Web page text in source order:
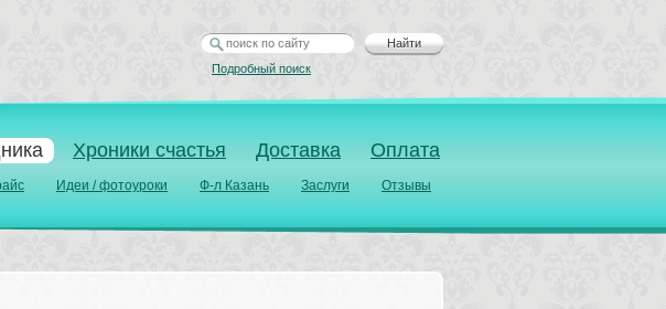
Хроники счастья Доставка Оплата
Идеи / фотоуроки Ф-л Казань Заслуги Отзывы
Найти
Подробный поиск